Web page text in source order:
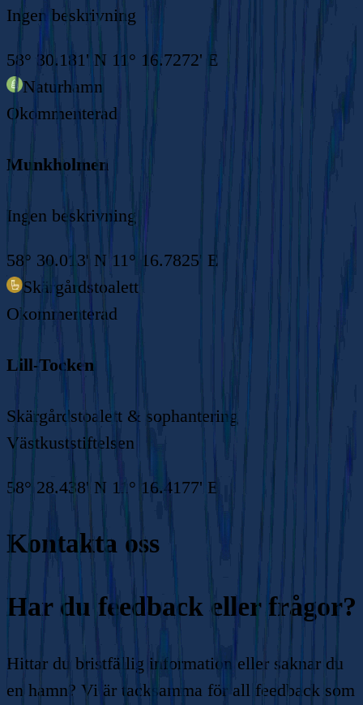
Ingen beskrivning
58° 30.181' N 11° 16.7272' E
Naturhamn
Okommenterad
Munkholmen
Ingen beskrivning
58° 30.013' N 11° 16.7825' E
Skärgårdstoalett
Okommenterad
Lill-Tocken
Skärgårdstoalett & sophantering
Västkuststiftelsen
58° 28.438' N 11° 16.4177' E
Kontakta oss
Har du feedback eller frågor?
Hittar du bristfällig information eller saknar du
en hamn? Vi är tacksamma för all feedback som